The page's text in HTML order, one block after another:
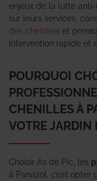
enjeux de la lutte
sur leurs services,
des chenilles et
intervention rapide et
POURQUOI
CHENILLES À
VOTRE JARDIN
Choisir As de Pic, les
à Panazol, c’est